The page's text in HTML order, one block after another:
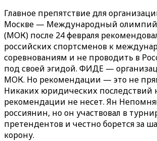
Главное препятствие для
Москве — Международный
(МОК) после 24 февраля
российских спортсменов к
соревнованиям и не проводить в
под своей эгидой. ФИДЕ —
МОК. Но рекомендации — это не
Никаких юридических последствий
рекомендации не несет. Ян
россиянин, но он участвовал в
претендентов и честно борется за
корону.